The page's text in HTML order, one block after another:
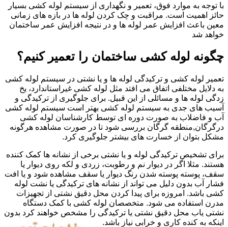
با توجه به موارد فوق، تعمیر و نگهداری از سیستم لوله کشی بسیار
حائز اهمیت است. مراقبت و چک کردن لوله ها در بازه های زمانی
معین باعث افزایش عمر لوله ها و در نتیجه افزایش عمر ساختمان
خواهد شد
چگونه لوله کشی ساختمان را تعمیر کنیم؟
تعمیر لوله کشی و ترکیدگی لوله ها و یا نشتی در سیستم لوله کشی
به دلایل مختلفی اتفاق می افتد مثل لوله کشی غیراستاندارد، یخ
زدگی لوله ها و مسائلی از این قبیل. برای جلوگیری از ترکیدگی و
آسیب های جدی به سیستم لوله کشی بهتر است سیستم لوله کشی
آب و فاضلاب به صورت دوره ای توسط کارشناسان لوله کشی
درگرگان,منطقه گرگان بررسی شود تا در صورت مشاهده هرگونه
مشکل بتوان از خسارت های بیشتر جلوگیری کرد.
برای تشخیص ترکیدگی لوله و یا نشتی برخی از نشانه ها کمک کننده
هستند. مثلا اگر در دیوار نم و رطوبت، زردی و لکه روی دیوار یا
سقف، پوسته پوسته شدن رنگ دیوار یا سقف مشاهده شود و یا افت
فشار آب بدون دلیل می تواند از نشانه های ترکیدگی یا نشت لوله
کشی باشد. امروزه برای پیدا کردن محل دقیق نشتی از تجهیزات
مدرن استفاده می شود. متخصصان لوله کشی با کمک دستگاه
نشتی یاب محل دقیق نشتی یا ترکیدگی را مشخص خواهند کرد بدون
اینکه به کنده کاری و خرابی نیاز باشد.